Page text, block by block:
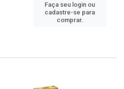
Faça seu login ou
cadastre-se para
comprar.